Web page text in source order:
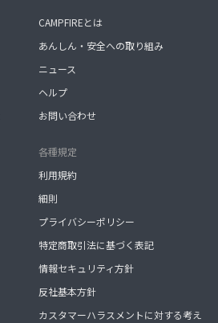
CAMPFIREとは
あんしん・安全への取り組み
ニュース
ヘルプ
お問い合わせ
各種規定
利用規約
細則
プライバシーポリシー
特定商取引法に基づく表記
情報セキュリティ方針
反社基本方針
カスタマーハラスメントに対する考え